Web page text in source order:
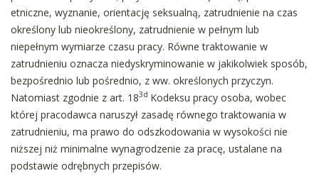
etniczne, wyznanie, orientację seksualną, zatrudnienie na czas
określony lub nieokreślony, zatrudnienie w pełnym lub
niepełnym wymiarze czasu pracy. Równe traktowanie w
zatrudnieniu oznacza niedyskryminowanie w jakikolwiek sposób,
bezpośrednio lub pośrednio, z ww. określonych przyczyn.
Natomiast zgodnie z art. 183d Kodeksu pracy osoba, wobec
której pracodawca naruszył zasadę równego traktowania w
zatrudnieniu, ma prawo do odszkodowania w wysokości nie
niższej niż minimalne wynagrodzenie za pracę, ustalane na
podstawie odrębnych przepisów.